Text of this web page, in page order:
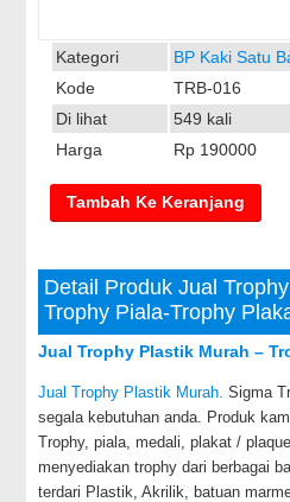
Kategori
BP Kaki Satu
Kode
TRB-016
Di lihat
549 kali
Harga
Rp 190000
Detail Produk Jual
Trophy Piala-Trophy
Jual Trophy Plastik Murah –
Jual Trophy Plastik Murah. Sigma
segala kebutuhan anda. Produk
Trophy, piala, medali, plakat /
menyediakan trophy dari berbagai
terdari Plastik, Akrilik, batuan